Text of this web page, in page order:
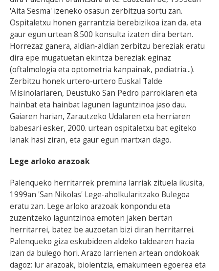
'Aita Sesma' izeneko osasun zerbitzua sortu zan.
Ospitaletxu honen garrantzia berebizikoa izan da, eta
gaur egun urtean 8.500 konsulta izaten dira bertan.
Horrezaz ganera, aldian-aldian zerbitzu bereziak eratu
dira epe mugatuetan ekintza bereziak eginaz
(oftalmologia eta optometria kanpainak, pediatria...).
Zerbitzu honek urtero-urtero Euskal Talde
Misinolariaren, Deustuko San Pedro parrokiaren eta
hainbat eta hainbat lagunen laguntzinoa jaso dau.
Gaiaren harian, Zarautzeko Udalaren eta herriaren
babesari esker, 2000. urtean ospitaletxu bat egiteko
lanak hasi ziran, eta gaur egun martxan dago.
Lege arloko arazoak
Palenqueko herritarrek premina larriak zituela ikusita,
1999an 'San Nikolas' Lege-aholkularitzako Bulegoa
eratu zan. Lege arloko arazoak konpondu eta
zuzentzeko laguntzinoa emoten jaken bertan
herritarrei, batez be auzoetan bizi diran herritarrei.
Palenqueko giza eskubideen aldeko taldearen hazia
izan da bulego hori. Arazo larrienen artean ondokoak
dagoz: lur arazoak, biolentzia, emakumeen egoerea eta